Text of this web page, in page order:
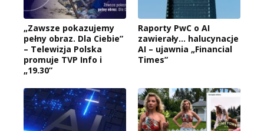
„Zawsze pokazujemy
pełny obraz. Dla Ciebie”
– Telewizja Polska
promuje TVP Info i
„19.30”
Raporty PwC o AI
zawierały… halucynacje
AI – ujawnia „Financial
Times”